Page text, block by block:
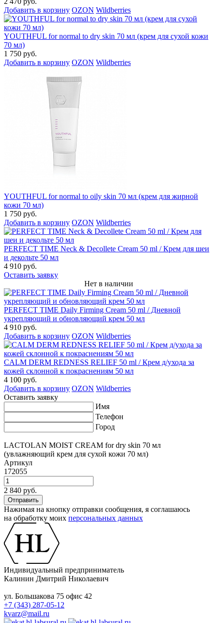
Добавить в корзину OZON Wildberries
YOUTHFUL for normal to dry skin 70 мл (крем для сухой кожи
70 мл)
1 750 руб.
Добавить в корзину OZON Wildberries
YOUTHFUL for normal to oily skin 70 мл (крем для жирной
кожи 70 мл)
1 750 руб.
Добавить в корзину OZON Wildberries
PERFECT TIME Neck & Decollete Cream 50 ml / Крем для шеи
и декольте 50 мл
4 910 руб.
Оставить заявку
Нет в наличии
PERFECT TIME Daily Firming Cream 50 ml / Дневной
укрепляющий и обновляющий крем 50 мл
4 910 руб.
Добавить в корзину OZON Wildberries
CALM DERM REDNESS RELIEF 50 ml / Крем д/ухода за
кожей склонной к покраснениям 50 мл
4 100 руб.
Добавить в корзину OZON Wildberries
Оставить заявку
Имя
Телефон
Город
LACTOLAN MOIST CREAM for dry skin 70 мл
(увлажняющий крем для сухой кожи 70 мл)
Артикул
172055
2 840 руб.
Нажимая на кнопку отправки сообщения, я соглашаюсь
на обработку моих персональных данных
Индивидуальный предприниматель
Калинин Дмитрий Николаевич
ул. Большакова 75 офис 42
+7 (343) 287-05-12
kvarz@mail.ru